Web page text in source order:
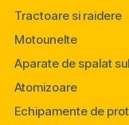
Tractoare si raidere
Motounelte
Aparate de spalat
Atomizoare
Echipamente de